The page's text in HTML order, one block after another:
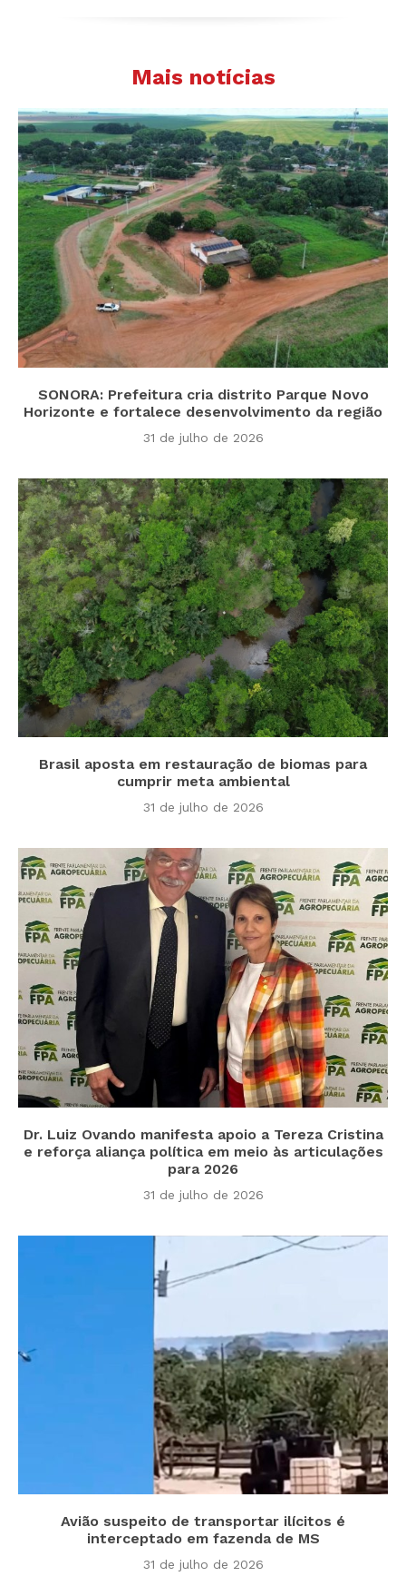
Mais notícias
SONORA: Prefeitura cria distrito Parque Novo
Horizonte e fortalece desenvolvimento da região
31 de julho de 2026
Brasil aposta em restauração de biomas para
cumprir meta ambiental
31 de julho de 2026
Dr. Luiz Ovando manifesta apoio a Tereza Cristina
e reforça aliança política em meio às articulações
para 2026
31 de julho de 2026
Avião suspeito de transportar ilícitos é
interceptado em fazenda de MS
31 de julho de 2026